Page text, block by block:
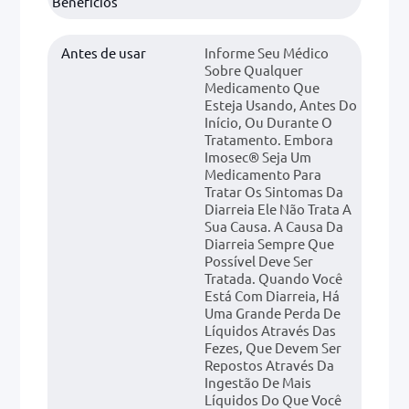
Antes de usar
Informe Seu Médico
Sobre Qualquer
Medicamento Que
Esteja Usando, Antes Do
Início, Ou Durante O
Tratamento. Embora
Imosec® Seja Um
Medicamento Para
Tratar Os Sintomas Da
Diarreia Ele Não Trata A
Sua Causa. A Causa Da
Diarreia Sempre Que
Possível Deve Ser
Tratada. Quando Você
Está Com Diarreia, Há
Uma Grande Perda De
Líquidos Através Das
Fezes, Que Devem Ser
Repostos Através Da
Ingestão De Mais
Líquidos Do Que Você